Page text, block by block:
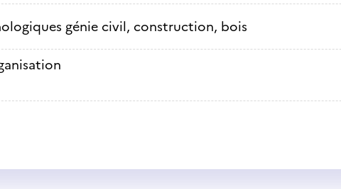
génie civil, construction, bois